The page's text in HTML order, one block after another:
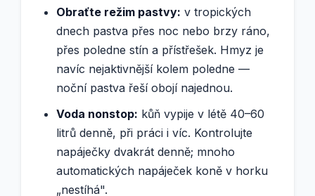
Obraťte režim pastvy: v tropických
dnech pastva přes noc nebo brzy ráno,
přes poledne stín a přístřešek. Hmyz je
navíc nejaktivnější kolem poledne —
noční pastva řeší obojí najednou.
Voda nonstop: kůň vypije v létě 40–60
litrů denně, při práci i víc. Kontrolujte
napáječky dvakrát denně; mnoho
automatických napáječek koně v horku
„nestíhá".